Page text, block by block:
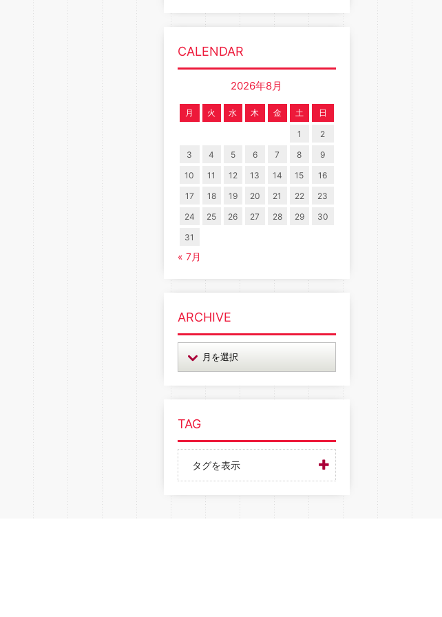
CALENDAR
2026年8月
月 火 水 木 金 土 日
1
2
3
4 5 6 7 8
9
10
11 12 13 14 15
16
17
18 19 20 21 22
23
24
25 26 27 28 29
30
31
« 7月
ARCHIVE
TAG
タグを表示